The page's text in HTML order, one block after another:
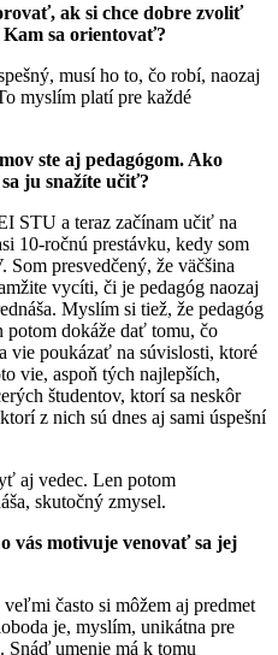
ak si chce dobre zvoliť
sa orientovať?
musí ho to, čo robí, naozaj
myslím platí pre každé
ste aj pedagógom. Ako
ju snažíte učiť?
STU a teraz začínam učiť na
10-ročnú prestávku, kedy som
presvedčený, že väčšina
vycíti, či je pedagóg naozaj
Myslím si tiež, že pedagóg
potom dokáže dať tomu, čo
vie poukázať na súvislosti, ktoré
vie, aspoň tých najlepších,
študentov, ktorí sa neskôr
z nich sú dnes aj sami úspešní
aj vedec. Len potom
skutočný zmysel.
vás motivuje venovať sa jej
často si môžem aj predmet
je, myslím, unikátna pre
umenie má k tomu